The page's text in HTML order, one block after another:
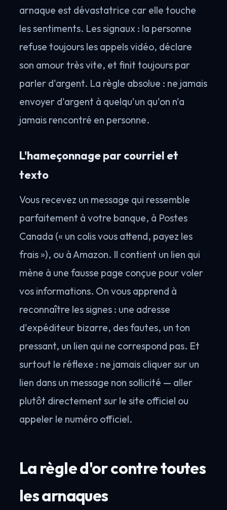
arnaque est dévastatrice car elle touche
les sentiments. Les signaux : la personne
refuse toujours les appels vidéo, déclare
son amour très vite, et finit toujours par
parler d'argent. La règle absolue : ne jamais
envoyer d'argent à quelqu'un qu'on n'a
jamais rencontré en personne.
L'hameçonnage par courriel et
texto
Vous recevez un message qui ressemble
parfaitement à votre banque, à Postes
Canada (« un colis vous attend, payez les
frais »), ou à Amazon. Il contient un lien qui
mène à une fausse page conçue pour voler
vos informations. On vous apprend à
reconnaître les signes : une adresse
d'expéditeur bizarre, des fautes, un ton
pressant, un lien qui ne correspond pas. Et
surtout le réflexe : ne jamais cliquer sur un
lien dans un message non sollicité — aller
plutôt directement sur le site officiel ou
appeler le numéro officiel.
La règle d'or contre toutes
les arnaques